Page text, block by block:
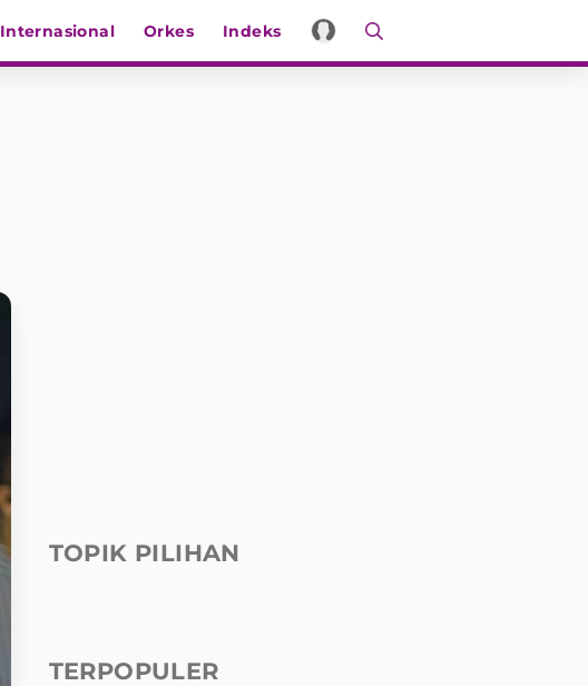
Internasional Orkes Indeks
TOPIK PILIHAN
TERPOPULER